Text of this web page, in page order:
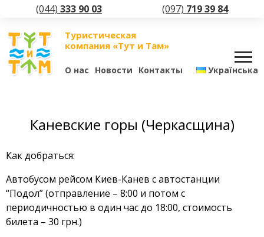
(044) 333 90 03 (097) 719 39 84
Туристическая
компания «Тут и Там»
О нас Новости Контакты Українська
Каневские горы (Черкасщина)
Как добраться:
Автобусом рейсом Киев-Канев с автостанции
“Подол” (отправление – 8:00 и потом с
периодичностью в один час до 18:00, стоимость
билета – 30 грн.)